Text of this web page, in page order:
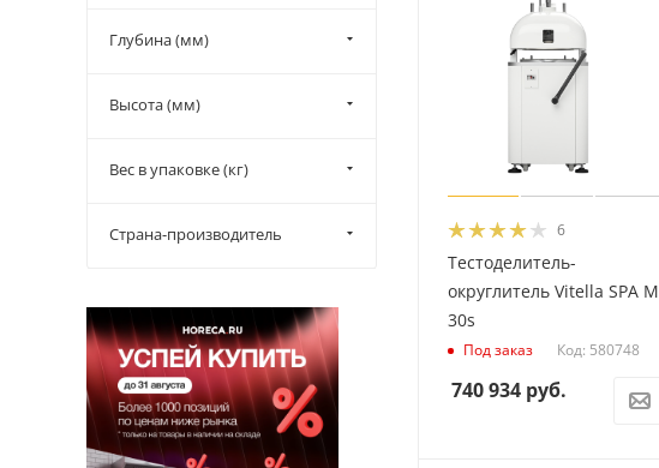
6
Тестоделитель-
округлитель Vitella SPA M
30s
Под заказ Код: 580748
740 934 руб.
Глубина (мм)
Высота (мм)
Вес в упаковке (кг)
Страна-производитель